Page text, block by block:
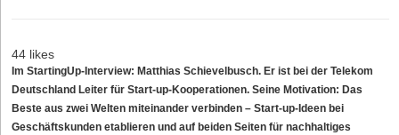
44 likes
Im StartingUp-Interview: Matthias Schievelbusch. Er ist bei der Telekom
Deutschland Leiter für Start-up-Kooperationen. Seine Motivation: Das
Beste aus zwei Welten miteinander verbinden – Start-up-Ideen bei
Geschäftskunden etablieren und auf beiden Seiten für nachhaltiges